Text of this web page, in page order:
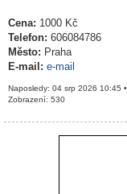
Cena: 1000 Kč
Telefon: 606084786
Město: Praha
E-mail: e-mail
Naposledy: 04 srp 2026 10:45
Zobrazení: 530